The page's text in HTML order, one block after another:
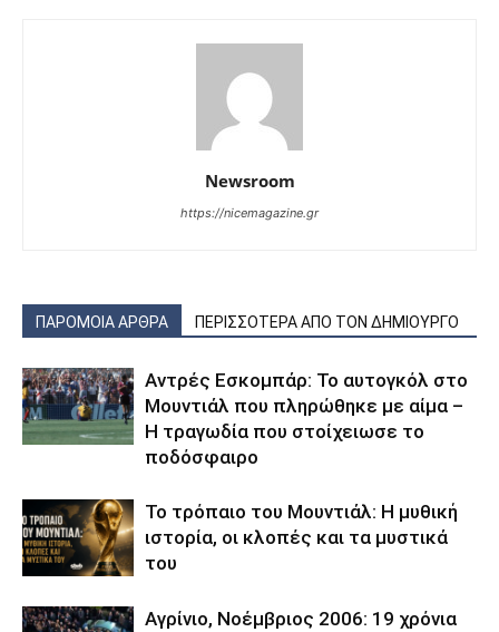
Newsroom
https://nicemagazine.gr
ΠΑΡΟΜΟΙΑ ΑΡΘΡΑ ΠΕΡΙΣΣΟΤΕΡΑ ΑΠΟ ΤΟΝ ΔΗΜΙΟΥΡΓΟ
Αντρές Εσκομπάρ: Το αυτογκόλ στο
Μουντιάλ που πληρώθηκε με αίμα –
Η τραγωδία που στοίχειωσε το
ποδόσφαιρο
Το τρόπαιο του Μουντιάλ: Η μυθική
ιστορία, οι κλοπές και τα μυστικά
του
Αγρίνιο, Νοέμβριος 2006: 19 χρόνια